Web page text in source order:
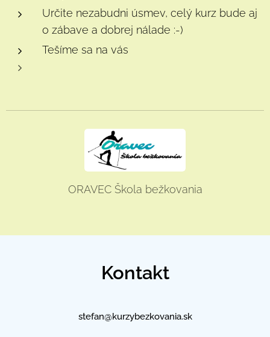
Určite nezabudni úsmev, celý kurz bude aj
o zábave a dobrej nálade :-)
Tešíme sa na vás
ORAVEC Škola bežkovania
Kontakt
stefan@kurzybezkovania.sk